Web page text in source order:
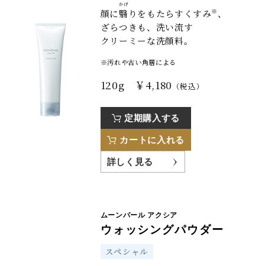
顔に翳
かげ
りをもたらすくすみ※、
ざらつきも、 洗い流す
クリーミーな洗顔料。
※汚れや古い角層による
120g ￥4,180 （税込）
定期購入する
カートに入れる
詳しく見る
ムーンパール アクシア
ウォッシングパウダー
スペシャル